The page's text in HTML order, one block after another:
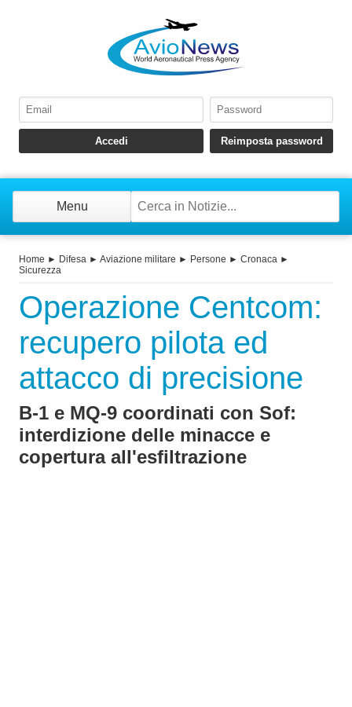
Menu
Home ► Difesa ► Aviazione militare ► Persone ► Cronaca ►
Sicurezza
Operazione Centcom:
recupero pilota ed
attacco di precisione
B‑1 e MQ‑9 coordinati con Sof:
interdizione delle minacce e
copertura all'esfiltrazione